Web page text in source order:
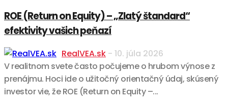
ROE (Return on Equity) – „Zlatý štandard“
efektivity vašich peňazí
RealVEA.sk - 10. júla 2026
V realitnom svete často počujeme o hrubom výnose z
prenájmu. Hoci ide o užitočný orientačný údaj, skúsený
investor vie, že ROE (Return on Equity –...